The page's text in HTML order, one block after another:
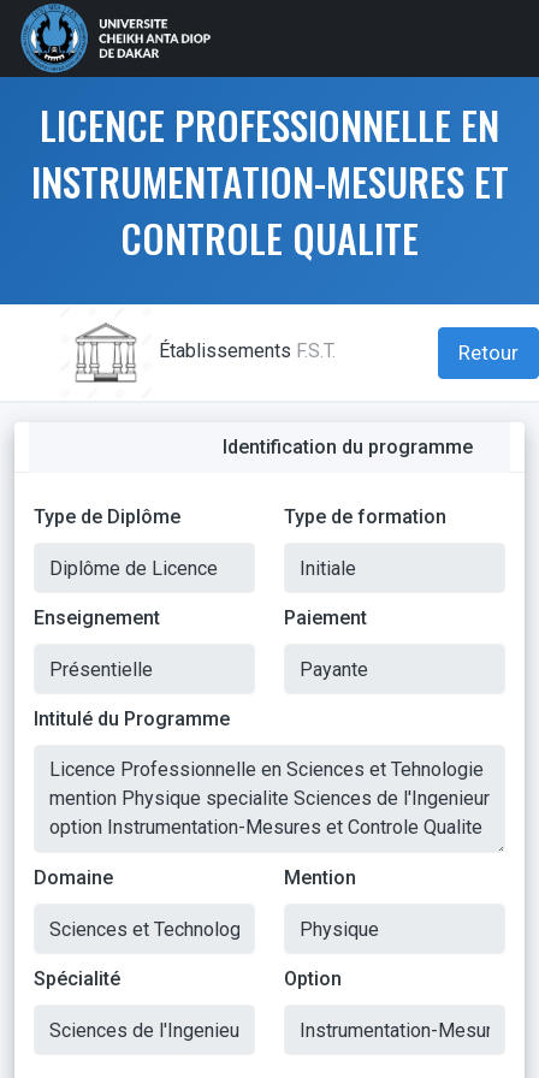
LICENCE PROFESSIONNELLE EN
INSTRUMENTATION-MESURES ET
CONTROLE QUALITE
Établissements F.S.T. Retour
Identification du programme
Type de Diplôme Type de formation
Enseignement Paiement
Intitulé du Programme
Domaine Mention
Spécialité Option